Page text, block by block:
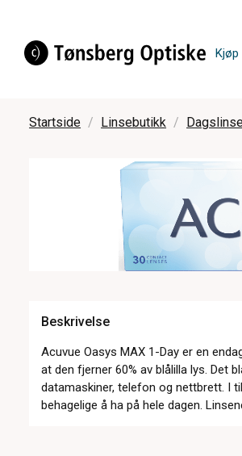
Kjøp
Startside Linsebutikk
Beskrivelse
Acuvue Oasys MAX 1-Day er en
at den fjerner 60% av blålilla lys. Det
datamaskiner, telefon og nettbrett. I
behagelige å ha på hele dagen.